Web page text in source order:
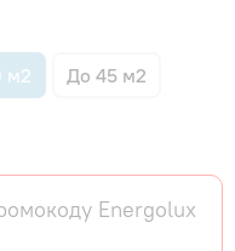
м2 До 45 м2
Energolux